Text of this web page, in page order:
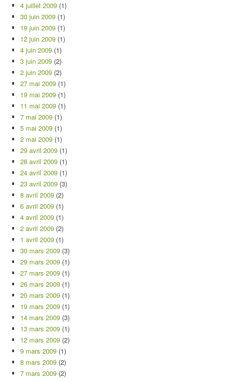
4 juillet 2009 (1)
30 juin 2009 (1)
19 juin 2009 (1)
12 juin 2009 (1)
4 juin 2009 (1)
3 juin 2009 (2)
2 juin 2009 (2)
27 mai 2009 (1)
19 mai 2009 (1)
11 mai 2009 (1)
7 mai 2009 (1)
5 mai 2009 (1)
2 mai 2009 (1)
29 avril 2009 (1)
28 avril 2009 (1)
24 avril 2009 (1)
23 avril 2009 (3)
8 avril 2009 (2)
6 avril 2009 (1)
4 avril 2009 (1)
2 avril 2009 (2)
1 avril 2009 (1)
30 mars 2009 (3)
29 mars 2009 (1)
27 mars 2009 (1)
26 mars 2009 (1)
20 mars 2009 (1)
19 mars 2009 (1)
14 mars 2009 (3)
13 mars 2009 (1)
12 mars 2009 (2)
9 mars 2009 (1)
8 mars 2009 (2)
7 mars 2009 (2)